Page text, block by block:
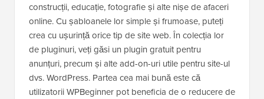
construcții, educație, fotografie și alte nișe de afaceri
online. Cu șabloanele lor simple și frumoase, puteți
crea cu ușurință orice tip de site web. În colecția lor
de pluginuri, veți găsi un plugin gratuit pentru
anunțuri, precum și alte add-on-uri utile pentru site-ul
dvs. WordPress. Partea cea mai bună este că
utilizatorii WPBeginner pot beneficia de o reducere de